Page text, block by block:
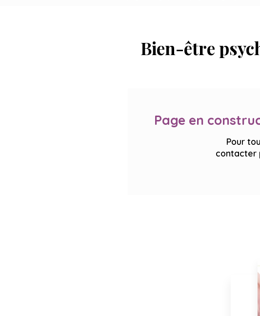
Bien-être
Page en
Pour
contacter